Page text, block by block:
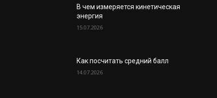
В чем измеряется кинетическая
энергия
15.07.2026
Как посчитать средний балл
14.07.2026